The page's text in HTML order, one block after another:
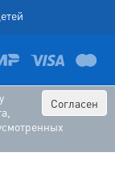
Согласен